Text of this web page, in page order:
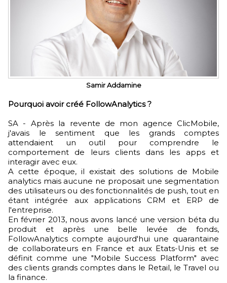
Samir Addamine
Pourquoi avoir créé FollowAnalytics ?
SA - Après la revente de mon agence ClicMobile,
j'avais le sentiment que les grands comptes
attendaient un outil pour comprendre le
comportement de leurs clients dans les apps et
interagir avec eux.
A cette époque, il existait des solutions de Mobile
analytics mais aucune ne proposait une segmentation
des utilisateurs ou des fonctionnalités de push, tout en
étant intégrée aux applications CRM et ERP de
l'entreprise.
En février 2013, nous avons lancé une version béta du
produit et après une belle levée de fonds,
FollowAnalytics compte aujourd'hui une quarantaine
de collaborateurs en France et aux Etats-Unis et se
définit comme une "Mobile Success Platform" avec
des clients grands comptes dans le Retail, le Travel ou
la finance.